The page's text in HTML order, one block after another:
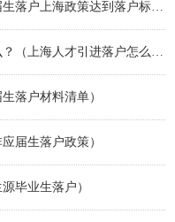
落户材料清单）
届生落户政策）
毕业生落户）